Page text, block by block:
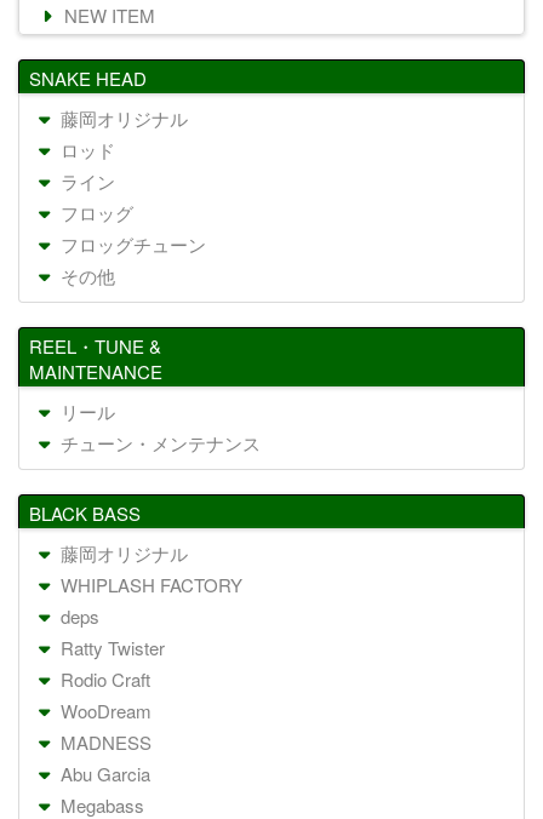
NEW ITEM
SNAKE HEAD
藤岡オリジナル
ロッド
ライン
フロッグ
フロッグチューン
その他
REEL・TUNE &
MAINTENANCE
リール
チューン・メンテナンス
BLACK BASS
藤岡オリジナル
WHIPLASH FACTORY
deps
Ratty Twister
Rodio Craft
WooDream
MADNESS
Abu Garcia
Megabass